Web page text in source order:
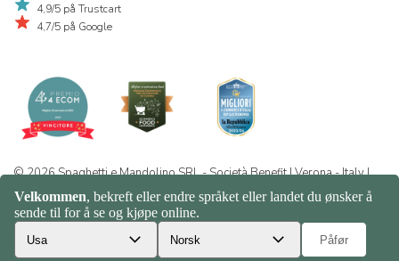
4,9/5 på Trustcart
4,7/5 på Google
© 2026 Spaghetti e Mandolino SRL - Società Benefit | Verona - Italy |
+39 351 865 9444 | P.I. IT04913730232 | Certificazione BIO: IT-BIO-
016.380-0110744.2026.001 | REA VR-455804 |Personvern og
informasjonskapsler|Sitemap